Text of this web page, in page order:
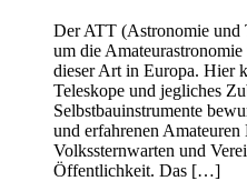
Der ATT (Astronomie und
um die
dieser Art in Europa. Hier
Teleskope und jegliches
Selbstbauinstrumente
und erfahrenen
Volkssternwarten und
Öffentlichkeit. Das […]